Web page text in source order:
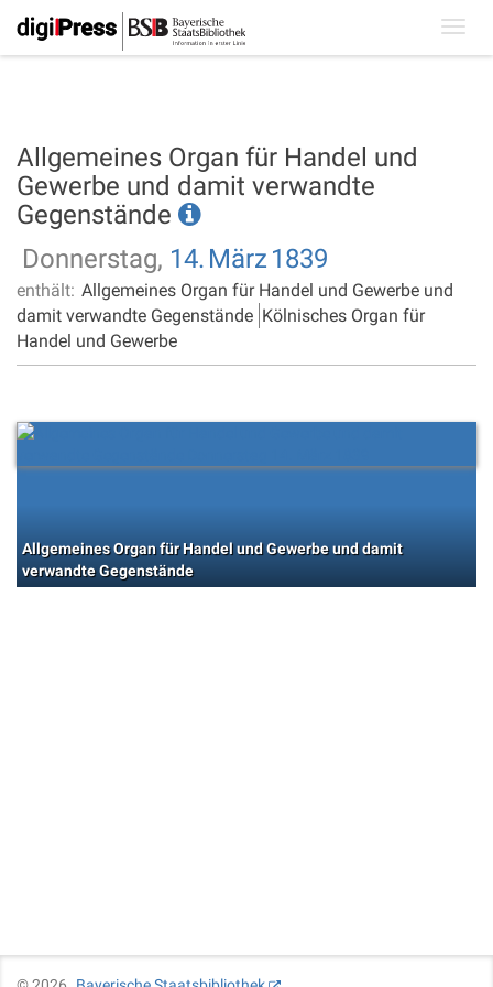
Allgemeines Organ für Handel und
Gewerbe und damit verwandte
Gegenstände
Donnerstag, 14. März 1839
enthält: Allgemeines Organ für Handel und Gewerbe und
damit verwandte Gegenstände Kölnisches Organ für
Handel und Gewerbe
Allgemeines Organ für Handel und Gewerbe und damit
verwandte Gegenstände